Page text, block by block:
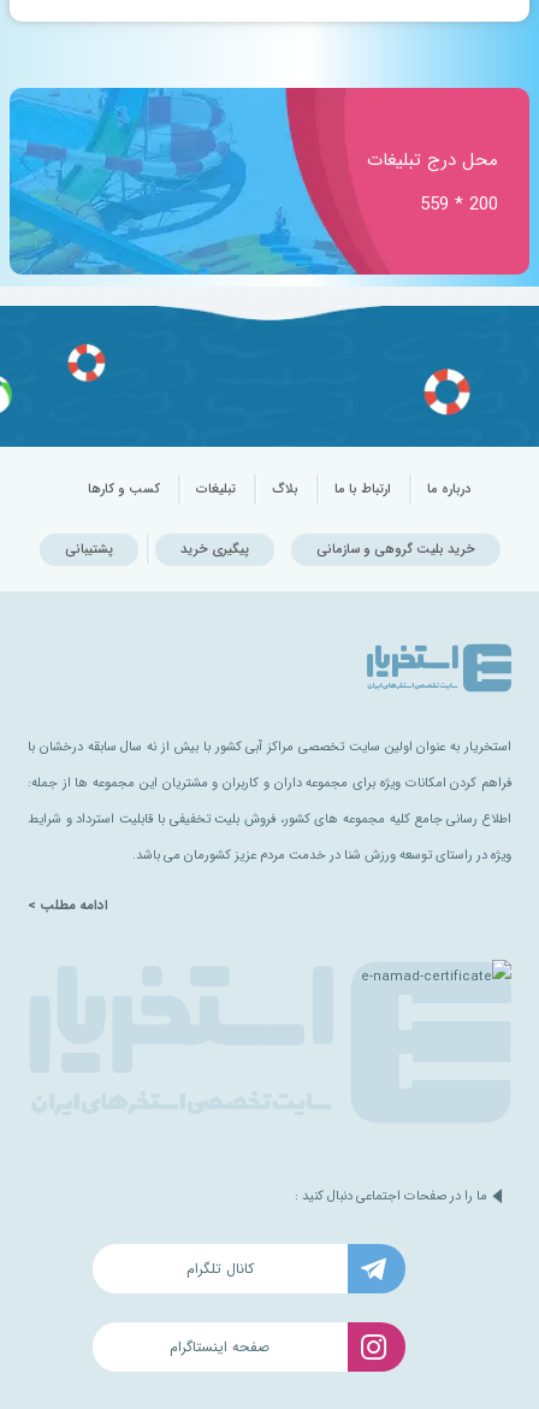
محل درج تبلیغات
200 * 559
درباره ما ارتباط با ما بلاگ تبلیغات کسب و کارها
خرید بلیت گروهی و سازمانی پیگیری خرید پشتیبانی
استخریار به عنوان اولین سایت تخصصی مراکز آبی کشور با بیش از نه سال سابقه درخشان با
فراهم کردن امکانات ویژه برای مجموعه داران و کاربران و مشتریان این مجموعه ها از جمله:
اطلاع رسانی جامع کلیه مجموعه های کشور، فروش بلیت تخفیفی با قابلیت استرداد و شرایط
ویژه در راستای توسعه ورزش شنا در خدمت مردم عزیز کشورمان می باشد.
ادامه مطلب >
ما را در صفحات اجتماعی دنبال کنید :
کانال تلگرام
صفحه اینستاگرام